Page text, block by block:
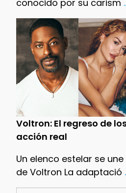
conocido por su carism
Voltron: El regreso de
acción real
Un elenco estelar se
de Voltron La adaptació